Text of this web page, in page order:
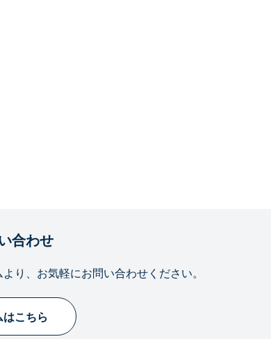
合わせ
り、お気軽にお問い合わせください。
こちら